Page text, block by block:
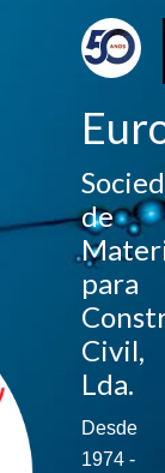
de
para
Civil,
Lda.
Desde
1974 -